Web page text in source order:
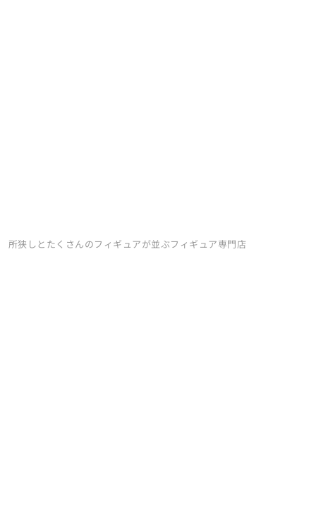
所狭しとたくさんのフィギュアが並ぶフィギュア専門店